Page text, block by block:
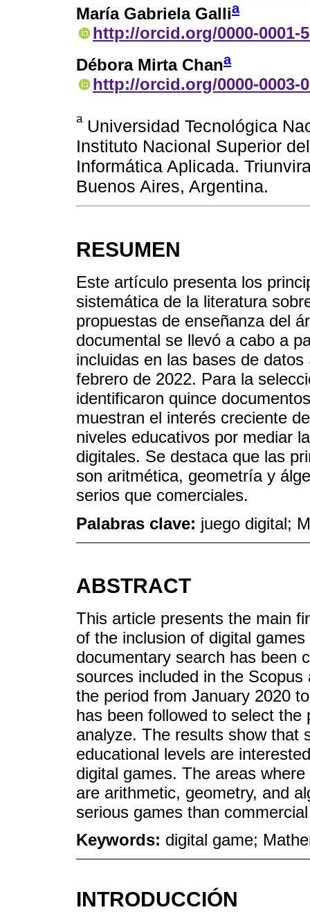
María Gabriela Gallia
http://orcid.org/0000-0001-
Débora Mirta Chana
http://orcid.org/0000-0003-
aUniversidad Tecnológica
Instituto Nacional Superior
Informática Aplicada.
Buenos Aires, Argentina.
RESUMEN
Este artículo presenta los
sistemática de la literatura
propuestas de enseñanza del
documental se llevó a cabo a
incluidas en las bases de
febrero de 2022. Para la
identificaron quince
muestran el interés creciente
niveles educativos por mediar
digitales. Se destaca que las
son aritmética, geometría y
serios que comerciales.
Palabras clave: juego digital;
ABSTRACT
This article presents the main
of the inclusion of digital
documentary search has been
sources included in the
the period from January 2020
has been followed to select
analyze. The results show that
educational levels are
digital games. The areas
are arithmetic, geometry, and
serious games than
Keywords: digital game;
INTRODUCCIÓN